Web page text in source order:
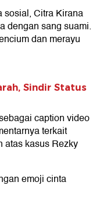
sosial, Citra Kirana
dengan sang suami.
dan merayu
Sindir Status
caption video
terkait
atas kasus Rezky
emoji cinta